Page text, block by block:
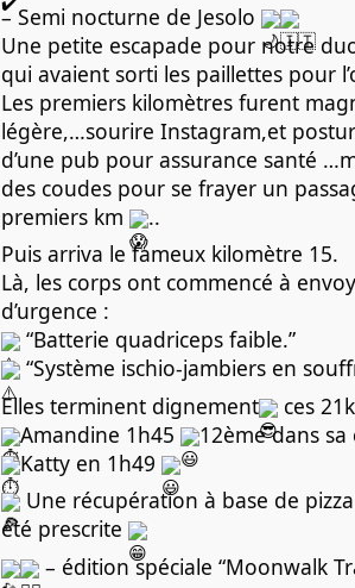
– Semi nocturne de Jesolo
Une petite escapade pour notre
qui avaient sorti les paillettes pour
Les premiers kilomètres furent
légère,…sourire Instagram,et
d’une pub pour assurance santé
des coudes pour se frayer un
premiers km
..
Puis arriva le fameux kilomètre 15.
Là, les corps ont commencé à
d’urgence :
“Batterie quadriceps faible.”
“Système ischio-jambiers en
Elles terminent dignement
ces
Amandine 1h45
12ème dans
Katty en 1h49
Une récupération à base de
été prescrite
– édition spéciale “Moonwalk